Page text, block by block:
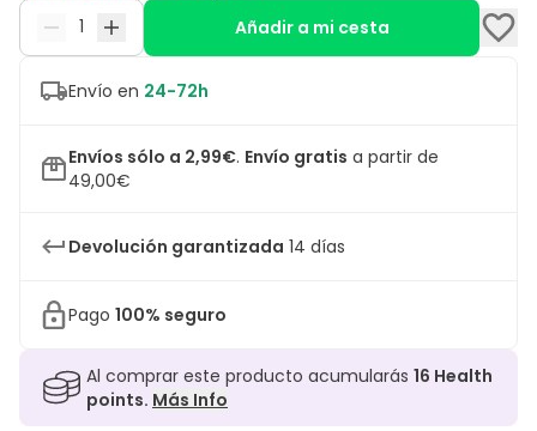
Añadir a mi cesta
Envío en 24-72h
Envíos sólo a 2,99€. Envío gratis a partir de
49,00€
Devolución garantizada 14 días
Pago 100% seguro
Al comprar este producto acumularás 16 Health
points. Más Info